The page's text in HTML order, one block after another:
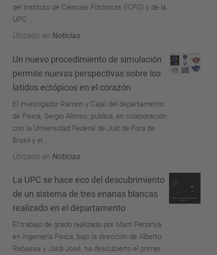
del Instituto de Ciencias Fotónicas (ICFO) y de la
UPC ...
Ubicado en Noticias
Un nuevo procedimiento de simulación
permite nuevas perspectivas sobre los
latidos ectópicos en el corazón
El investigador Ramon y Cajal del departamento
de Física, Sergio Alonso, publica, en colaboración
con la Universidad Federal de Juiz de Fora de
Brasil y el ...
Ubicado en Noticias
La UPC se hace eco del descubrimiento
de un sistema de tres enanas blancas
realizado en el departamento
El trabajo de grado realizado por Martí Perpinyà
en Ingeniería Física, bajo la dirección de Alberto
Rebassa y Jordi José, ha descubierto el primer